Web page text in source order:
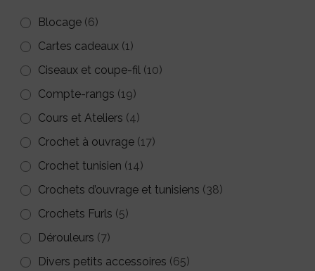
Blocage (6)
Cartes cadeaux (1)
Ciseaux et coupe-fil (10)
Compte-rangs (19)
Cours et Ateliers (4)
Crochet à ouvrage (17)
Crochet tunisien (14)
Crochets d’ouvrage et tunisiens (38)
Crochets Furls (5)
Dérouleurs (7)
Divers petits accessoires (65)